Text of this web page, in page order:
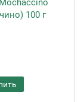
100 г